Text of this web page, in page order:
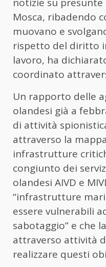
Mosca, ribadendo
muovano e
rispetto del diritto
lavoro, ha
coordinato
Un rapporto delle
olandesi già a
di attività
attraverso la
infrastrutture
congiunto dei
olandesi AIVD e
“infrastrutture
essere vulnerabili
sabotaggio” e che
attraverso attività
realizzare questi